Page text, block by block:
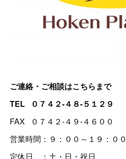
ご連絡・ご相談はこちらまで
TEL ０７４２-４８-５１２９
FAX ０７４２-４９-４６００
営業時間：９：００～１９：００
定休日 ：土・日・祝日